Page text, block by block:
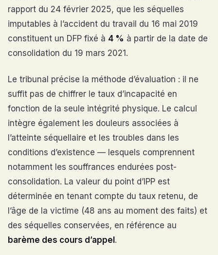
rapport du 24 février 2025, que les séquelles
imputables à l’accident du travail du 16 mai 2019
constituent un DFP fixé à 4 % à partir de la date de
consolidation du 19 mars 2021.
Le tribunal précise la méthode d’évaluation : il ne
suffit pas de chiffrer le taux d’incapacité en
fonction de la seule intégrité physique. Le calcul
intègre également les douleurs associées à
l’atteinte séquellaire et les troubles dans les
conditions d’existence — lesquels comprennent
notamment les souffrances endurées post-
consolidation. La valeur du point d’IPP est
déterminée en tenant compte du taux retenu, de
l’âge de la victime (48 ans au moment des faits) et
des séquelles conservées, en référence au
barème des cours d’appel .